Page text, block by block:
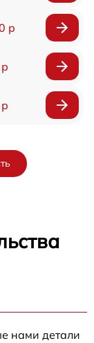
р
нами детали